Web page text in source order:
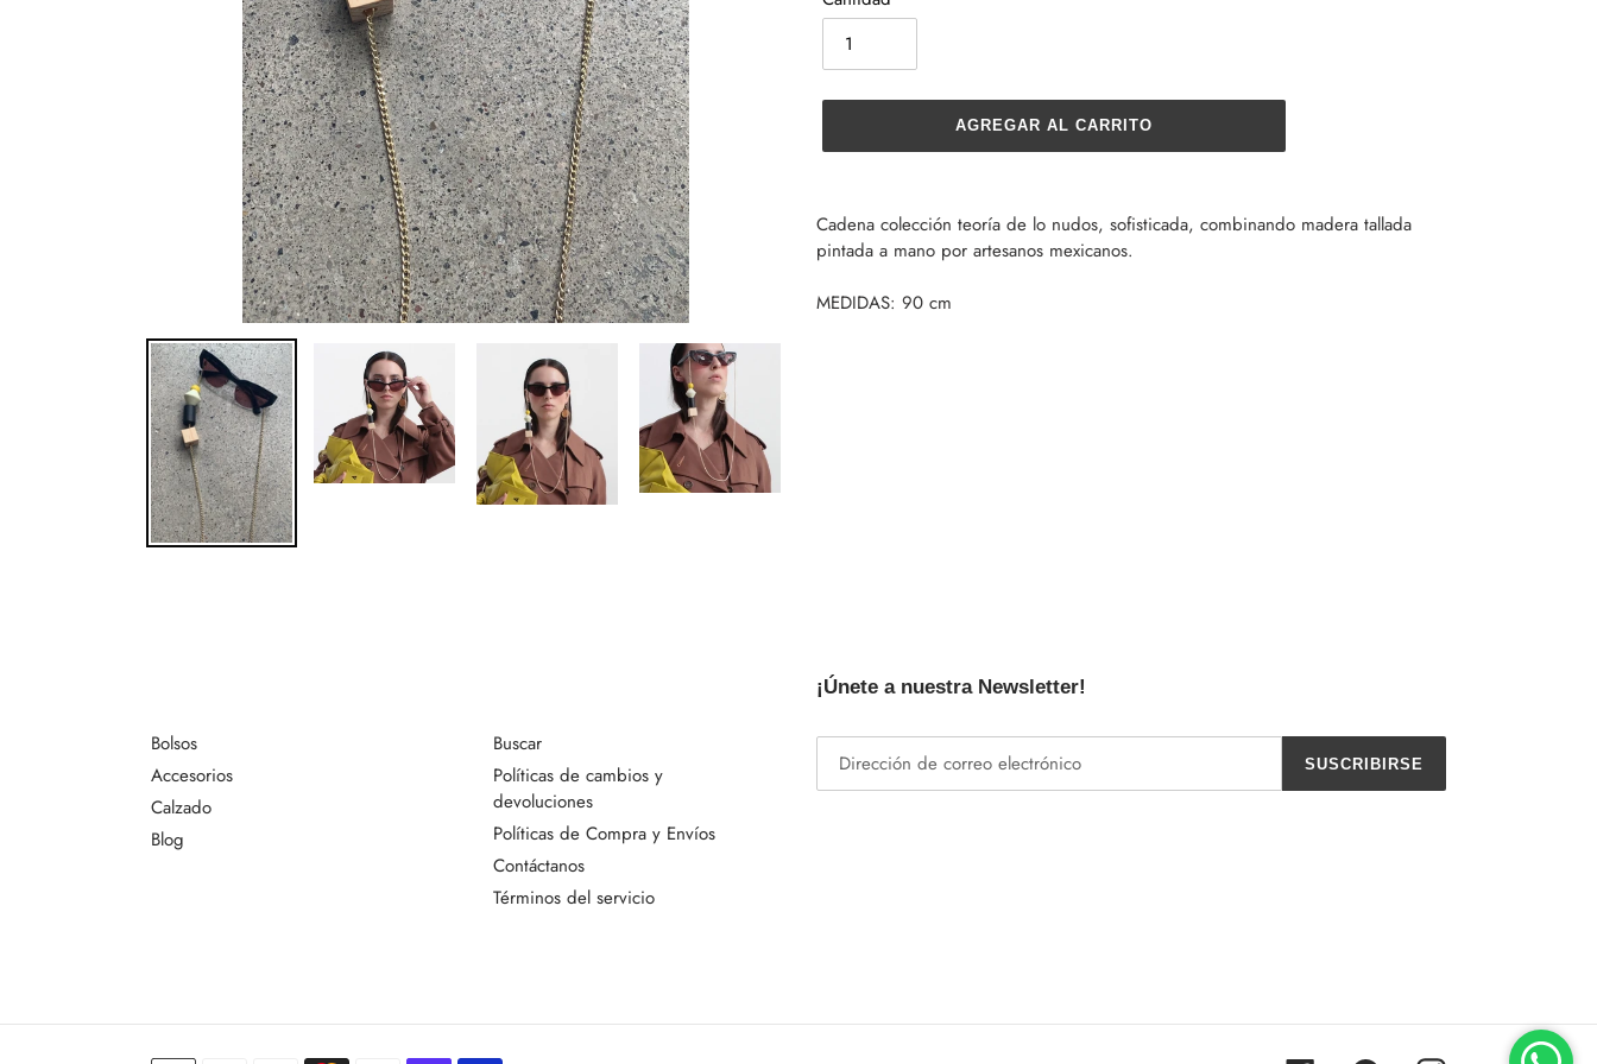
AGREGAR AL CARRITO
el
producto
a
tu
Cadena colección teoría de lo nudos, sofisticada, combinando madera tallada
pintada a mano por artesanos mexicanos.
MEDIDAS: 90 cm
Bolsos
Accesorios
Calzado
Blog
Buscar
Políticas de cambios y
devoluciones
Políticas de Compra y Envíos
Contáctanos
Términos del servicio
¡Únete a nuestra Newsletter!
SUSCRIBIRSE